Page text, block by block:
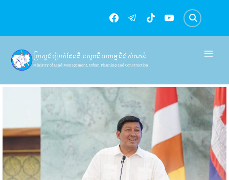
content
ក្រសួងរៀបចំដែនដី នគរូបនីយកម្ម និងសំណង់
Ministry of Land Management, Urban Planning and Construction